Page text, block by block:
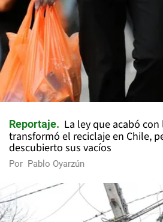
Reportaje
La ley que acabó
transformó el reciclaje en Chile,
descubierto sus vacíos
Por Pablo Oyarzún